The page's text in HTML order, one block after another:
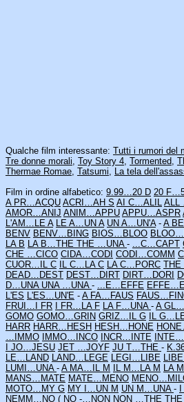
Qualche film interessante: Tutti i rumori del
Tre donne morali, Toy Story 4, Tormented,
Thermae Romae, Tatsumi, La tela
Film in ordine alfabetico: 9.99…20 D 20
A PR…ACQU ACRI…AH S AI C…ALIL ALL
AMOR…ANIJ ANIM…APPU APPU…ASPR
L'AM…LE A LE A…UN A UN A…UN'A- A
BENV BENV…BING BIOS…BLOO
LA B LA B…THE THE …UNA - ...C…CAPT
CHE …CICO CIDA…CODI CODI…COMM
CUOR…IL C
IL C…LA C LA C…PORC
DEAD…DEST DEST…DIRT DIRT…DORI
D…UNA UNA …UNA - ...E…EFFE
L'ES L'ES…UN'E - A FA…FAUS
FRUI…I FR
I FR…LA F LA F…UNA - A
GOMO GOMO…GRIN GRIZ…IL G IL
HARR HARR…HESH HESH…HONE
…IMMO
IMMO…INCO INCR…INTE
I JO…JESU JET …JOYF JU T…THE -
LE…LAND LAND…LEGE LEGI…LIBE
LUMI…UNA - A MA…IL M IL M…LA M LA
MANS…MATE MATE…MENO
MOTO…MY G MY I…UN M UN M…UNA -
NEMM…NO ( NO -…NON NON …THE